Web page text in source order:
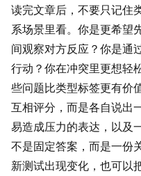
读完文章后，不要只记住
系场景里看。你是更希望
间观察对方反应？你是通
行动？你在冲突里更想轻
些问题比类型标签更有价
互相评分，而是各自说出
易造成压力的表达，以及
不是固定答案，而是一份
新测试出现变化，也可以